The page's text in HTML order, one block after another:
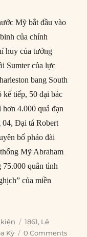
Mỹ bắt đầu vào
của chính
huy của tướng
Sumter của lực
bang South
kế tiếp, 50 đại bác
4.000 quả đạn
04, Đại tá Robert
bố pháo đài
Mỹ Abraham
quân tình
của miền
chiến Hoa Kỳ bùng nổ”
kiện Tags
1861, Lê
Kỳ 0 Comments